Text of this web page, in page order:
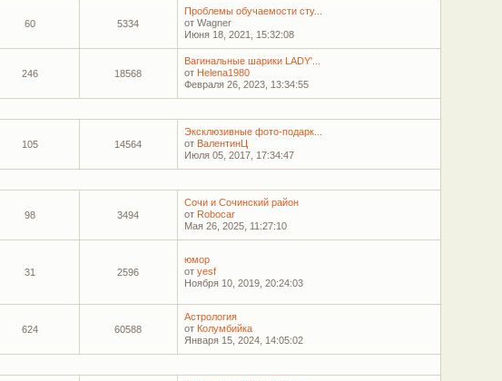
60 5334
Проблемы обучаемости сту...
от Wagner
Июня 18, 2021, 15:32:08
246 18568
Вагинальные шарики LADY'...
от Helena1980
Февраля 26, 2023, 13:34:55
105 14564
Эксклюзивные фото-подарк...
от ВалентинЦ
Июля 05, 2017, 17:34:47
98 3494
Сочи и Сочинский район
от Robocar
Мая 26, 2025, 11:27:10
31 2596
юмор
отyesf
Ноября 10, 2019, 20:24:03
624 60588
Астрология
от Колумбийка
Января 15, 2024, 14:05:02